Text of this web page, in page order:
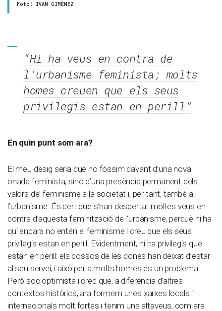
Foto: IVAN GIMÉNEZ
“Hi ha veus en contra de
l’urbanisme feminista; molts
homes creuen que els seus
privilegis estan en perill”
En quin punt som ara?
El meu desig seria que no fóssim davant d’una nova
onada feminista, sinó d’una presència permanent dels
valors del feminisme a la societat i, per tant, també a
l’urbanisme. És cert que s’han despertat moltes veus en
contra d’aquesta feminització de l’urbanisme, perquè hi ha
qui encara no entén el feminisme i creu que els seus
privilegis estan en perill. Evidentment, hi ha privilegis que
estan en perill: els cossos de les dones han deixat d’estar
al seu servei, i això per a molts homes és un problema.
Però soc optimista i crec que, a diferència d’altres
contextos històrics, ara formem unes xarxes locals i
internacionals molt fortes i tenim uns altaveus, com ara